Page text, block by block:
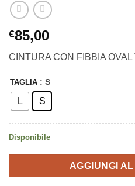
€85,00
CINTURA CON FIBBIA OVAL
TAGLIA : S
L S
Disponibile
AGGIUNGI